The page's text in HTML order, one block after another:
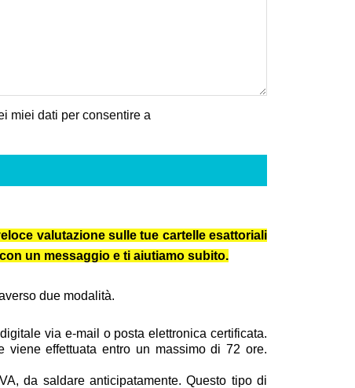
miei dati per consentire a
valutazione sulle tue cartelle esattoriali
un messaggio e ti aiutiamo subito.
due modalità.
via e-mail o posta elettronica certificata.
viene effettuata entro un massimo di 72 ore.
da saldare anticipatamente. Questo tipo di